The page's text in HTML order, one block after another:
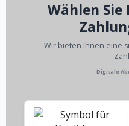
Wählen
Wir bieten Ihnen eine
Digitale